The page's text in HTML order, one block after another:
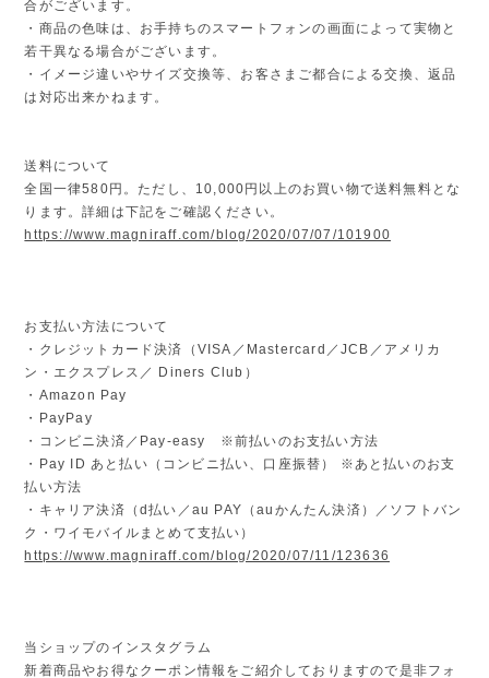
合がございます。
・商品の色味は、お手持ちのスマートフォンの画面によって実物と
若干異なる場合がございます。
・イメージ違いやサイズ交換等、お客さまご都合による交換、返品
は対応出来かねます。
送料について
全国一律580円。ただし、10,000円以上のお買い物で送料無料とな
ります。詳細は下記をご確認ください。
https://www.magniraff.com/blog/2020/07/07/101900
お支払い方法について
・クレジットカード決済（VISA／Mastercard／JCB／アメリカ
ン・エクスプレス／ Diners Club）
・Amazon Pay
・PayPay
・コンビニ決済／Pay-easy ※前払いのお支払い方法
・Pay ID あと払い（コンビニ払い、口座振替） ※あと払いのお支
払い方法
・キャリア決済（d払い／au PAY（auかんたん決済）／ソフトバン
ク・ワイモバイルまとめて支払い）
https://www.magniraff.com/blog/2020/07/11/123636
当ショップのインスタグラム
新着商品やお得なクーポン情報をご紹介しておりますので是非フォ